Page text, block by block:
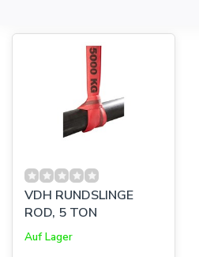
VDH RUNDSLINGE
ROD, 5 TON
Auf Lager